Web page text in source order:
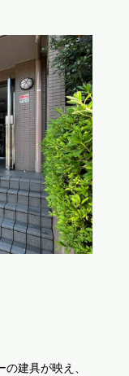
建具が映え、